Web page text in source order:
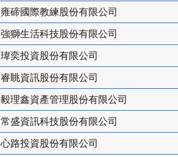
雍碲國際教練股份有限公司
強獅生活科技股份有限公司
瑋奕投資股份有限公司
睿眺資訊股份有限公司
毅理鑫資產管理股份有限公司
常盛資訊科技股份有限公司
心路投資股份有限公司